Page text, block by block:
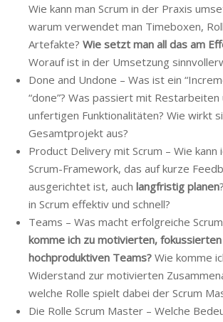
Wie kann man Scrum in der Praxis
warum verwendet man Timeboxen,
Artefakte? Wie setzt man all das am
Worauf ist in der Umsetzung
Done and Undone – Was ist ein
“done”? Was passiert mit
unfertigen Funktionalitäten? Wie wirkt
Gesamtprojekt aus?
Product Delivery mit Scrum – Wie kann
Scrum-Framework, das auf kurze
ausgerichtet ist, auch langfristig planen
in Scrum effektiv und schnell?
Teams – Was macht erfolgreiche
komme ich zu motivierten,
hochproduktiven Teams? Wie komme
Widerstand zur motivierten
welche Rolle spielt dabei der Scrum
Die Rolle Scrum Master – Welche